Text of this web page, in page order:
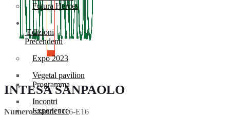
Futura Heroes
|
Edizioni
Precendenti
Expo 2023
Vegetal pavilion
Programma
Incontri
Experience
INTESA SANPAOLO
Numero stand:D16-E16